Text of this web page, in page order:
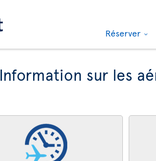
Réserver
Information sur les